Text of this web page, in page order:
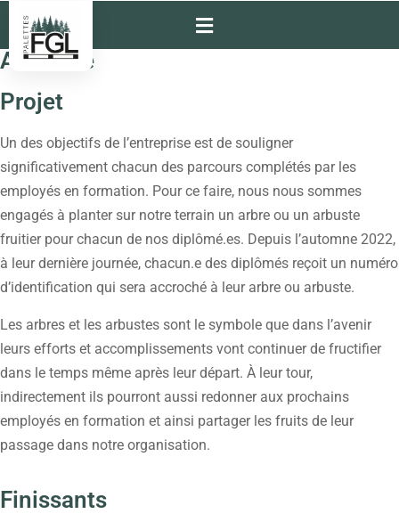
Actualité
Projet
Un des objectifs de l’entreprise est de souligner
significativement chacun des parcours complétés par les
employés en formation. Pour ce faire, nous nous sommes
engagés à planter sur notre terrain un arbre ou un arbuste
fruitier pour chacun de nos diplômé.es. Depuis l’automne 2022,
à leur dernière journée, chacun.e des diplômés reçoit un numéro
d’identification qui sera accroché à leur arbre ou arbuste.
Les arbres et les arbustes sont le symbole que dans l’avenir
leurs efforts et accomplissements vont continuer de fructifier
dans le temps même après leur départ. À leur tour,
indirectement ils pourront aussi redonner aux prochains
employés en formation et ainsi partager les fruits de leur
passage dans notre organisation.
Finissants